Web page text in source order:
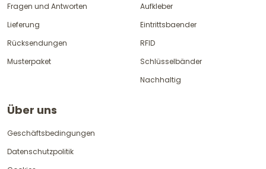
Fragen und Antworten
Lieferung
Rücksendungen
Musterpaket
Aufkleber
Eintrittsbaender
RFID
Schlüsselbänder
Nachhaltig
Über uns
Geschäftsbedingungen
Datenschutzpolitik